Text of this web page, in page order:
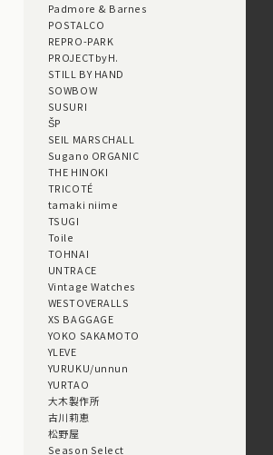
Padmore & Barnes
POSTALCO
REPRO-PARK
PROJECTbyH.
STILL BY HAND
SOWBOW
SUSURI
ŠP
SEIL MARSCHALL
Sugano ORGANIC
THE HINOKI
TRICOTÉ
tamaki niime
TSUGI
Toile
TOHNAI
UNTRACE
Vintage Watches
WESTOVERALLS
XS BAGGAGE
YOKO SAKAMOTO
YLEVE
YURUKU/unnun
YURTAO
大木製作所
古川莉恵
松野屋
Season Select